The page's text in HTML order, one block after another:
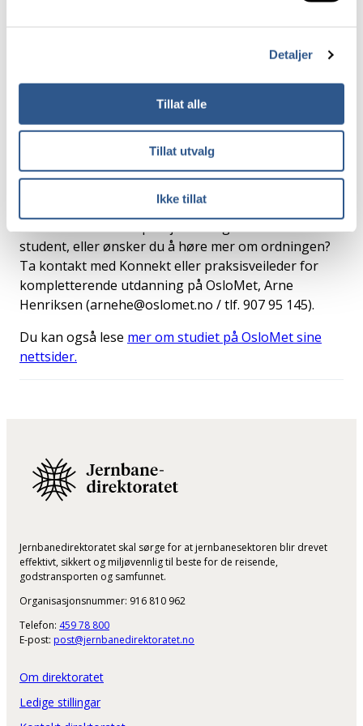
Detaljer
Tillat alle
Tillat utvalg
Ikke tillat
Praksisperioden er fra januar til midten av april, og
studentene skal ikke motta lønn. Det krever dog
veiledning og relevante oppgaver som vil utvikle
studentene både faglig og arbeidskulturelt.
inkluderer ingeniører med erfaring fra blant annet
bygg, fly, maskin, elektronikk og fornybar energi.
Flere kommer fra Syria, men også Russland,
Filipinene, Palestina og Ukraina er representert.
Har din bedrift eller prosjekt mulighet til å ta imot en
student, eller ønsker du å høre mer om ordningen?
Ta kontakt med Konnekt eller praksisveileder for
kompletterende utdanning på OsloMet, Arne
Henriksen (arnehe@oslomet.no / tlf. 907 95 145).
Du kan også lese mer om studiet på OsloMet sine
nettsider.
Jernbanedirektoratet skal sørge for at jernbanesektoren blir drevet
effektivt, sikkert og miljøvennlig til beste for de reisende,
godstransporten og samfunnet.
Organisasjonsnummer: 916 810 962
Telefon: 459 78 800
E-post: post@jernbanedirektoratet.no
Om direktoratet
Ledige stillingar